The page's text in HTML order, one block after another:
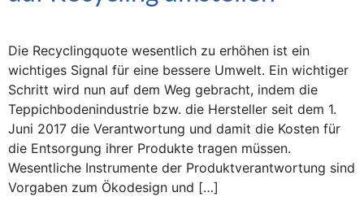
Die Recyclingquote wesentlich zu erhöhen ist ein
wichtiges Signal für eine bessere Umwelt. Ein wichtiger
Schritt wird nun auf dem Weg gebracht, indem die
Teppichbodenindustrie bzw. die Hersteller seit dem 1.
Juni 2017 die Verantwortung und damit die Kosten für
die Entsorgung ihrer Produkte tragen müssen.
Wesentliche Instrumente der Produktverantwortung sind
Vorgaben zum Ökodesign und […]